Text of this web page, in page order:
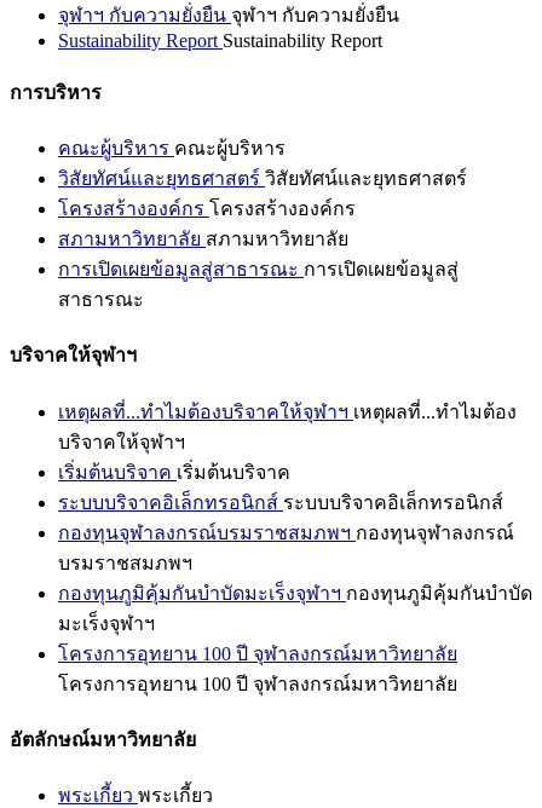
จุฬาฯ กับความยั่งยืน จุฬาฯ กับความยั่งยืน
Sustainability Report Sustainability Report
การบริหาร
คณะผู้บริหาร คณะผู้บริหาร
วิสัยทัศน์และยุทธศาสตร์ วิสัยทัศน์และยุทธศาสตร์
โครงสร้างองค์กร โครงสร้างองค์กร
สภามหาวิทยาลัย สภามหาวิทยาลัย
การเปิดเผยข้อมูลสู่สาธารณะ การเปิดเผยข้อมูลสู่
สาธารณะ
บริจาคให้จุฬาฯ
เหตุผลที่...ทำไมต้องบริจาคให้จุฬาฯ เหตุผลที่...ทำไมต้อง
บริจาคให้จุฬาฯ
เริ่มต้นบริจาค เริ่มต้นบริจาค
ระบบบริจาคอิเล็กทรอนิกส์ ระบบบริจาคอิเล็กทรอนิกส์
กองทุนจุฬาลงกรณ์บรมราชสมภพฯ กองทุนจุฬาลงกรณ์
บรมราชสมภพฯ
กองทุนภูมิคุ้มกันบำบัดมะเร็งจุฬาฯ กองทุนภูมิคุ้มกันบำบัด
มะเร็งจุฬาฯ
โครงการอุทยาน 100 ปี จุฬาลงกรณ์มหาวิทยาลัย
โครงการอุทยาน 100 ปี จุฬาลงกรณ์มหาวิทยาลัย
อัตลักษณ์มหาวิทยาลัย
พระเกี้ยว พระเกี้ยว